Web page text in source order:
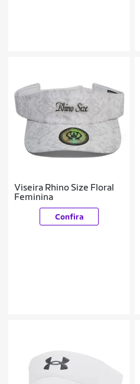
Viseira Rhino Size Floral
Feminina
Confira